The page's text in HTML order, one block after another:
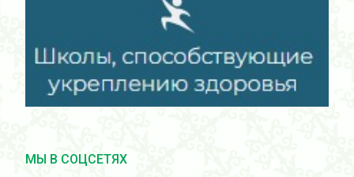
МЫ В СОЦСЕТЯХ